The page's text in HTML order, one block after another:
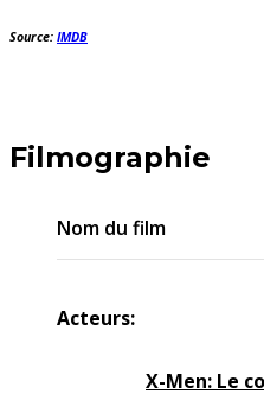
Source: IMDB
Filmographie
Nom du film
Acteurs:
X-Men: Le